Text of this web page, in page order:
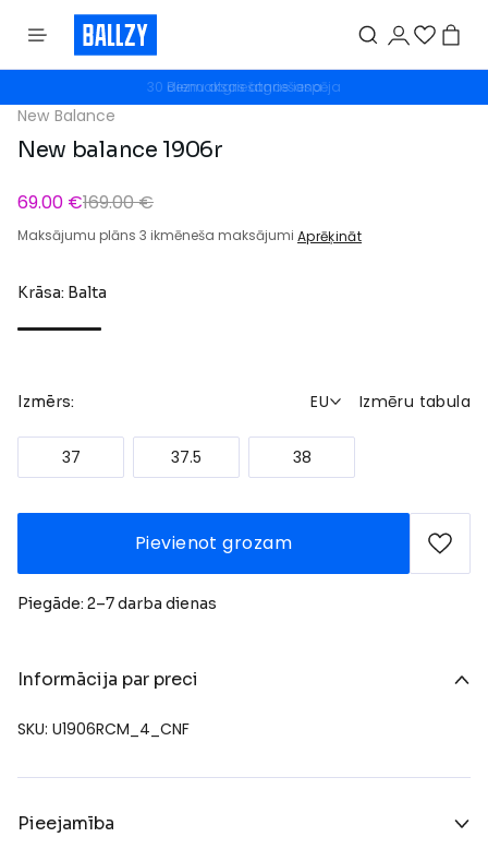
30 dienu atgriešanas iespēja
Bezmaksas atgriešana
New Balance
New balance 1906r
69.00 €169.00 €
Maksājumu plāns 3 ikmēneša maksājumi Aprēķināt
Krāsa: Balta
Izmērs: EU Izmēru tabula
37 37.5 38
Pievienot grozam
Piegāde: 2–7 darba dienas
Informācija par preci
SKU: U1906RCM_4_CNF
Pieejamība